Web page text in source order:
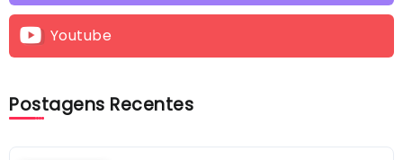
Youtube
Postagens Recentes